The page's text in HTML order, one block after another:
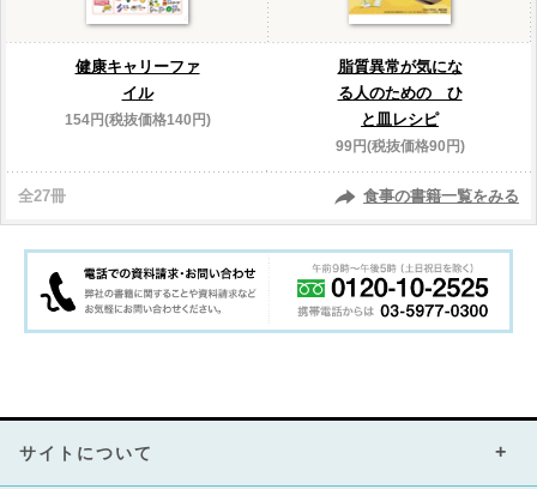
健康キャリーファ
イル
154円(税抜価格140円)
脂質異常が気にな
る人のための ひ
と皿レシピ
99円(税抜価格90円)
全27冊 食事の書籍一覧をみる
サイトについて